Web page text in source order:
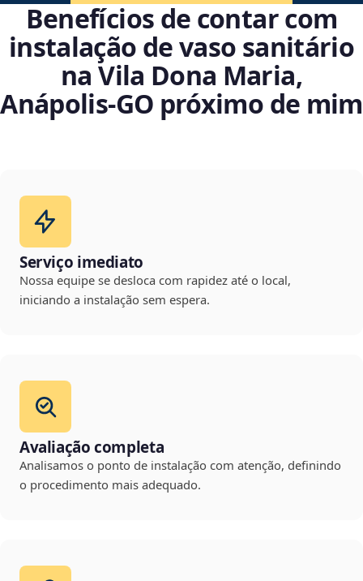
Benefícios de contar com
instalação de vaso sanitário
na Vila Dona Maria,
Anápolis‑GO próximo de mim
Serviço imediato
Nossa equipe se desloca com rapidez até o local,
iniciando a instalação sem espera.
Avaliação completa
Analisamos o ponto de instalação com atenção, definindo
o procedimento mais adequado.